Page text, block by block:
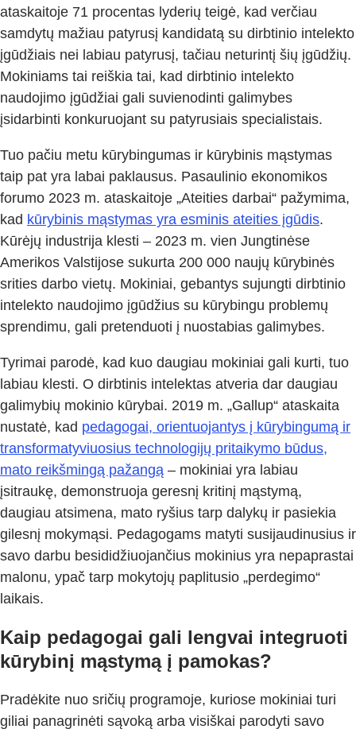
ataskaitoje 71 procentas lyderių teigė, kad verčiau
samdytų mažiau patyrusį kandidatą su dirbtinio intelekto
įgūdžiais nei labiau patyrusį, tačiau neturintį šių įgūdžių.
Mokiniams tai reiškia tai, kad dirbtinio intelekto
naudojimo įgūdžiai gali suvienodinti galimybes
įsidarbinti konkuruojant su patyrusiais specialistais.
Tuo pačiu metu kūrybingumas ir kūrybinis mąstymas
taip pat yra labai paklausus. Pasaulinio ekonomikos
forumo 2023 m. ataskaitoje „Ateities darbai“ pažymima,
kad kūrybinis mąstymas yra esminis ateities įgūdis.
Kūrėjų industrija klesti – 2023 m. vien Jungtinėse
Amerikos Valstijose sukurta 200 000 naujų kūrybinės
srities darbo vietų. Mokiniai, gebantys sujungti dirbtinio
intelekto naudojimo įgūdžius su kūrybingu problemų
sprendimu, gali pretenduoti į nuostabias galimybes.
Tyrimai parodė, kad kuo daugiau mokiniai gali kurti, tuo
labiau klesti. O dirbtinis intelektas atveria dar daugiau
galimybių mokinio kūrybai. 2019 m. „Gallup“ ataskaita
nustatė, kad pedagogai, orientuojantys į kūrybingumą ir
transformatyviuosius technologijų pritaikymo būdus,
mato reikšmingą pažangą – mokiniai yra labiau
įsitraukę, demonstruoja geresnį kritinį mąstymą,
daugiau atsimena, mato ryšius tarp dalykų ir pasiekia
gilesnį mokymąsi. Pedagogams matyti susijaudinusius ir
savo darbu besididžiuojančius mokinius yra nepaprastai
malonu, ypač tarp mokytojų paplitusio „perdegimo“
laikais.
Kaip pedagogai gali lengvai integruoti
kūrybinį mąstymą į pamokas?
Pradėkite nuo sričių programoje, kuriose mokiniai turi
giliai panagrinėti sąvoką arba visiškai parodyti savo